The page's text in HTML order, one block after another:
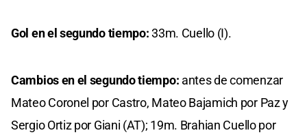
Gol en el segundo tiempo:33m. Cuello (I).
Cambios en el segundo tiempo: antes de comenzar
Mateo Coronel por Castro, Mateo Bajamich por Paz y
Sergio Ortiz por Giani (AT); 19m. Brahian Cuello por